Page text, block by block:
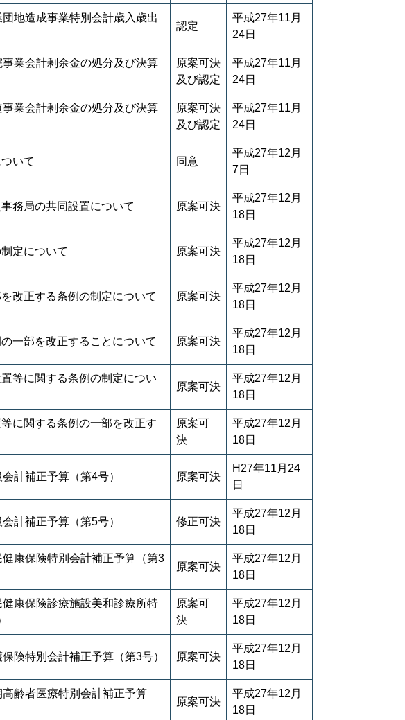
地造成事業特別会計歳入歳出
認定
平成27年11月
24日
業会計剰余金の処分及び決算
原案可決
及び認定
平成27年11月
24日
業会計剰余金の処分及び決算
原案可決
及び認定
平成27年11月
24日
いて 同意
平成27年12月
7日
務局の共同設置について 原案可決
平成27年12月
18日
定について 原案可決
平成27年12月
18日
改正する条例の制定について 原案可決
平成27年12月
18日
一部を改正することについて 原案可決
平成27年12月
18日
等に関する条例の制定につい
原案可決
平成27年12月
18日
に関する条例の一部を改正す
原案可
決
平成27年12月
18日
計補正予算（第4号） 原案可決
H27年11月24
日
計補正予算（第5号） 修正可決
平成27年12月
18日
康保険特別会計補正予算（第3
原案可決
平成27年12月
18日
康保険診療施設美和診療所特
原案可
決
平成27年12月
18日
険特別会計補正予算（第3号） 原案可決
平成27年12月
18日
齢者医療特別会計補正予算
原案可決
平成27年12月
18日